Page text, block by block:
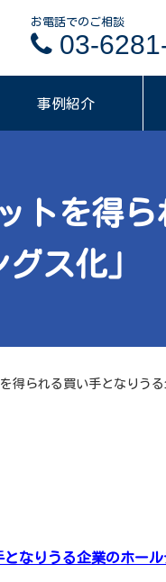
お電話でのご相談
03-
事例紹介
トを得
ス化」
得られる買い手となりうる
なりうる企業のホー